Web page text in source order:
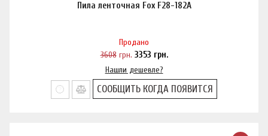
Пила ленточная Fox F28-182A
Продано
3608грн. 3353 грн.
Нашли дешевле?
СООБЩИТЬ КОГДА ПОЯВИТСЯ